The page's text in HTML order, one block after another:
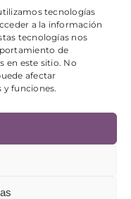
tecnologías
a la información
tecnologías nos
de
en este sitio. No
afectar
y funciones.
Genio |Aviso legal-
y condiciones